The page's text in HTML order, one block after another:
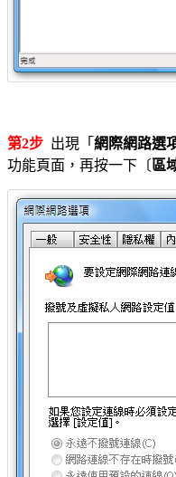
第2步 出現「 網際網路選
功能頁面，再按一下〔區